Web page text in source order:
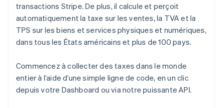
transactions Stripe. De plus, il calcule et perçoit
automatiquement la taxe sur les ventes, la TVA et la
TPS sur les biens et services physiques et numériques,
dans tous les États américains et plus de 100 pays.
Commencez à collecter des taxes dans le monde
entier à l’aide d’une simple ligne de code, en un clic
depuis votre Dashboard ou via notre puissante API.